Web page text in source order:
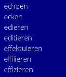
echoen
ecken
edieren
editieren
effektuieren
effilieren
effizieren